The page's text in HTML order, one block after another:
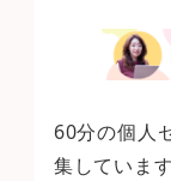
60分の個人
集していま